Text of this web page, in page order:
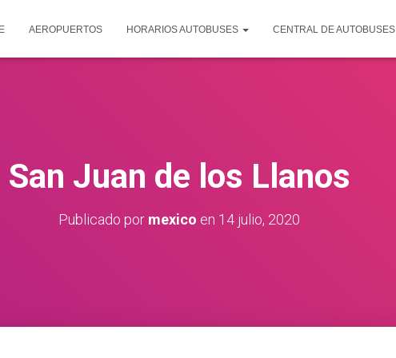
AEROPUERTOS HORARIOS AUTOBUSES CENTRAL DE AUTOBUSES
San Juan de los Llanos
Publicado por mexico en 14 julio, 2020